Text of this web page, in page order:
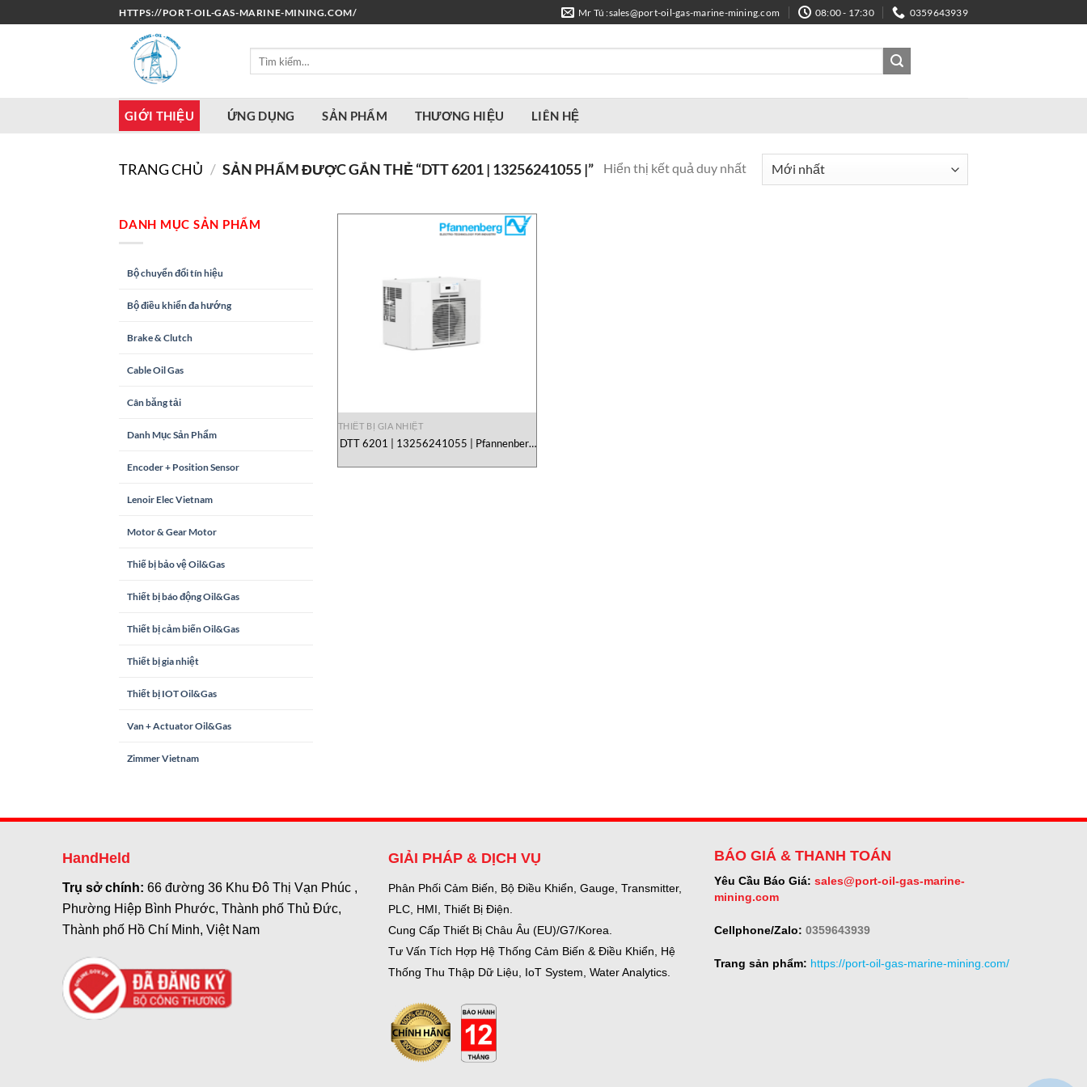
qua
HTTPS://PORT-OIL-GAS-MARINE-MINING.COM/ Mr Tú :sales@port-oil-gas-marine-mining.com 08:00 - 17:30 0359643939
GIỚI THIỆU ỨNG DỤNG SẢN PHẨM THƯƠNG HIỆU LIÊN HỆ
TRANG CHỦ / SẢN PHẨM ĐƯỢC GẮN THẺ “DTT 6201 | 13256241055 |” Hiển thị kết quả duy nhất
DANH MỤC SẢN PHẨM
Bộ chuyển đổi tín hiệu
Bộ điều khiển đa hướng
Brake & Clutch
Cable Oil Gas
Cân băng tải
Danh Mục Sản Phẩm
Encoder + Position Sensor
Lenoir Elec Vietnam
Motor & Gear Motor
Thiế bị bảo vệ Oil&Gas
Thiết bị báo động Oil&Gas
Thiết bị cảm biến Oil&Gas
Thiết bị gia nhiệt
Thiết bị IOT Oil&Gas
Van + Actuator Oil&Gas
Zimmer Vietnam
THIẾT BỊ GIA NHIỆT
DTT 6201 | 13256241055 | Pfannenberg
HandHeld
Trụ sở chính: 66 đường 36 Khu Đô Thị Vạn Phúc ,
Phường Hiệp Bình Phước, Thành phố Thủ Đức,
Thành phố Hồ Chí Minh, Việt Nam
GIẢI PHÁP & DỊCH VỤ
Phân Phối Cảm Biến, Bộ Điều Khiển, Gauge, Transmitter,
PLC, HMI, Thiết Bị Điện.
Cung Cấp Thiết Bị Châu Âu (EU)/G7/Korea.
Tư Vấn Tích Hợp Hệ Thống Cảm Biến & Điều Khiển, Hệ
Thống Thu Thập Dữ Liệu, IoT System, Water Analytics.
BÁO GIÁ & THANH TOÁN
Yêu Cầu Báo Giá: sales@port-oil-gas-marine-
mining.com
Cellphone/Zalo: 0359643939
Trang sản phẩm: https://port-oil-gas-marine-mining.com/